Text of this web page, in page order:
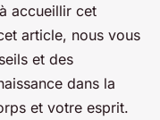
accueillir cet
article, nous vous
et des
dans la
et votre esprit.